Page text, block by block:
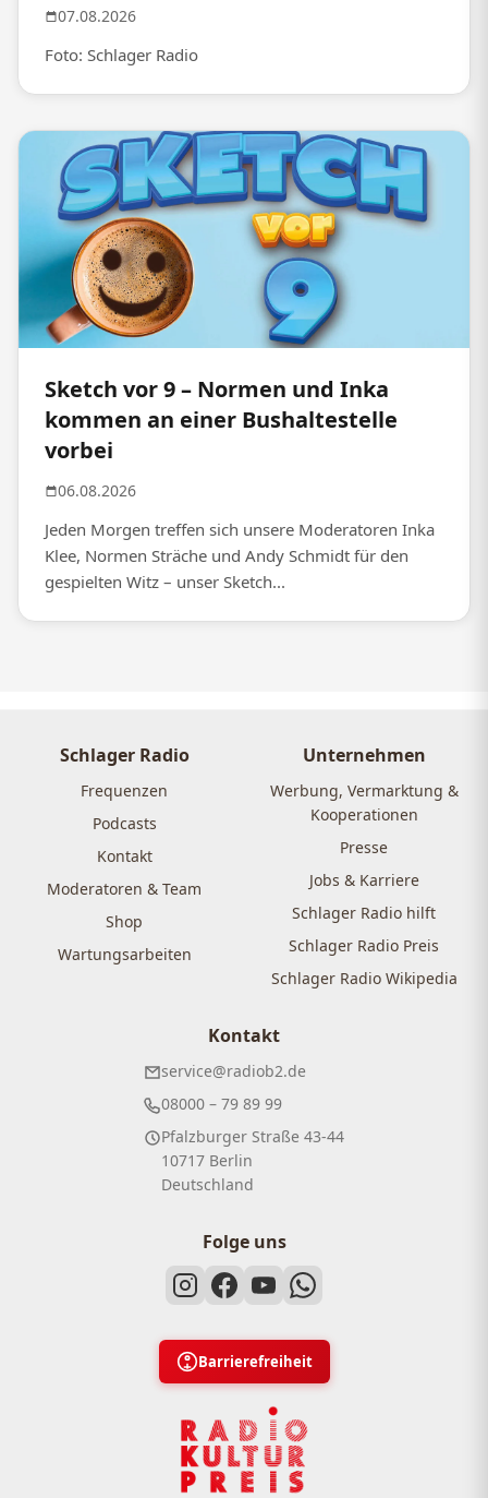
07.08.2026
Foto: Schlager Radio
Sketch vor 9 – Normen und Inka
kommen an einer Bushaltestelle
vorbei
06.08.2026
Jeden Morgen treffen sich unsere Moderatoren Inka
Klee, Normen Sträche und Andy Schmidt für den
gespielten Witz – unser Sketch...
Schlager Radio
Frequenzen
Podcasts
Kontakt
Moderatoren & Team
Shop
Wartungsarbeiten
Unternehmen
Werbung, Vermarktung &
Kooperationen
Presse
Jobs & Karriere
Schlager Radio hilft
Schlager Radio Preis
Schlager Radio Wikipedia
Kontakt
service@radiob2.de
08000 – 79 89 99
Pfalzburger Straße 43-44
10717 Berlin
Deutschland
Folge uns
Barrierefreiheit